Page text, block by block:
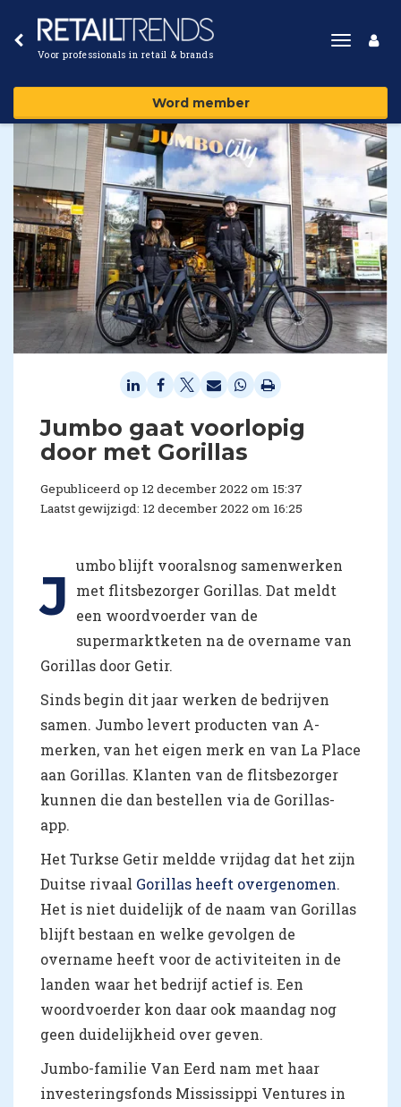
Voor professionals in retail & brands
Toggle
Word member
Jumbo gaat voorlopig
door met Gorillas
Gepubliceerd op 12 december 2022 om 15:37
Laatst gewijzigd: 12 december 2022 om 16:25
J umbo blijft vooralsnog samenwerken
met flitsbezorger Gorillas. Dat meldt
een woordvoerder van de
supermarktketen na de overname van
Gorillas door Getir.
Sinds begin dit jaar werken de bedrijven
samen. Jumbo levert producten van A-
merken, van het eigen merk en van La Place
aan Gorillas. Klanten van de flitsbezorger
kunnen die dan bestellen via de Gorillas-
app.
Het Turkse Getir meldde vrijdag dat het zijn
Duitse rivaal Gorillas heeft overgenomen.
Het is niet duidelijk of de naam van Gorillas
blijft bestaan en welke gevolgen de
overname heeft voor de activiteiten in de
landen waar het bedrijf actief is. Een
woordvoerder kon daar ook maandag nog
geen duidelijkheid over geven.
Jumbo-familie Van Eerd nam met haar
investeringsfonds Mississippi Ventures in